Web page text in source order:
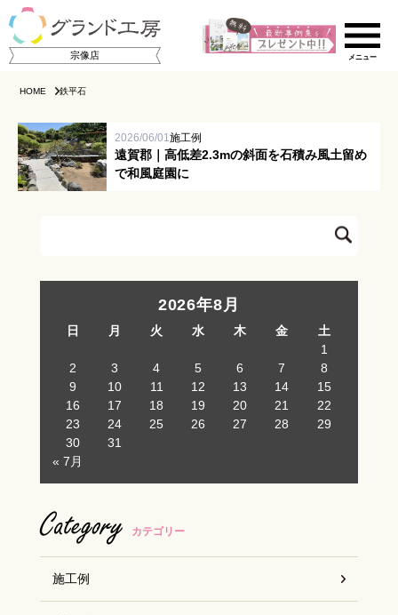
宗像店
施工事例集
スタッフ紹介
お客様の声
HOME 鉄平石
2026/06/01施工例
遠賀郡｜高低差2.3mの斜面を石積み風土留め
で和風庭園に
2026年8月
日 月 火 水 木 金
土
1
2
3 4 5 6 7
8
9
10 11 12 13 14
15
16
17 18 19 20 21
22
23
24 25 26 27 28
29
30
31
« 7月
Category カテゴリー
施工例